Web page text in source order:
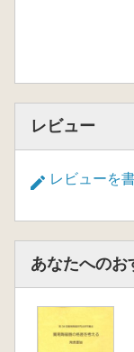
(資料集成
分科会Ⅳ 5
長野県南部
に 渋谷恵
群馬県の様
流と渡来文
山梨県の
東海地方の
レビュー
レビューを書
あなたへのお